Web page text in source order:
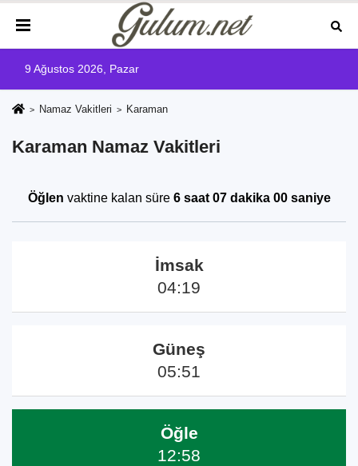
9 Ağustos 2026, Pazar
Namaz Vakitleri Karaman
Karaman Namaz Vakitleri
Öğlen vaktine kalan süre 6 saat 07 dakika 00 saniye
İmsak
04:19
Güneş
05:51
Öğle
12:58